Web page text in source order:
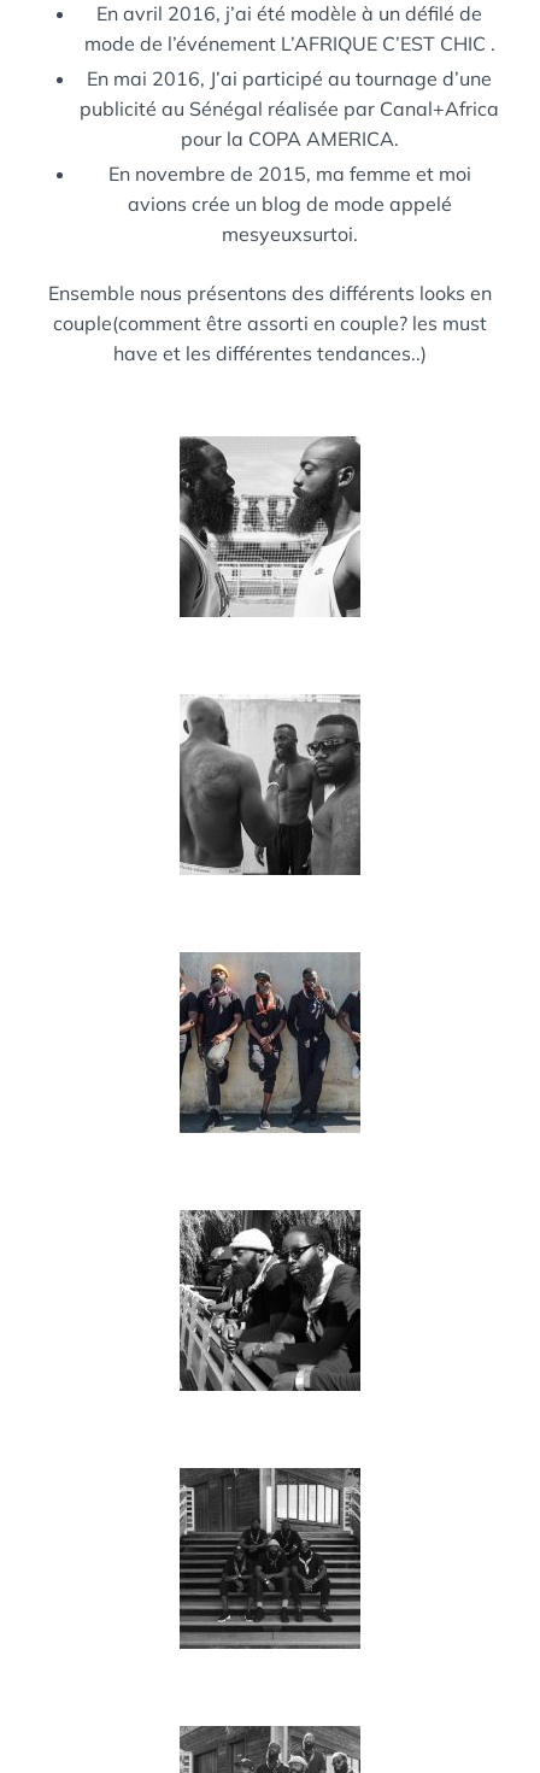
En avril 2016, j’ai été modèle à un défilé de
mode de l’événement L’AFRIQUE C’EST CHIC .
En mai 2016, J’ai participé au tournage d’une
publicité au Sénégal réalisée par Canal+Africa
pour la COPA AMERICA.
En novembre de 2015, ma femme et moi
avions crée un blog de mode appelé
mesyeuxsurtoi.
Ensemble nous présentons des différents looks en
couple(comment être assorti en couple? les must
have et les différentes tendances..)